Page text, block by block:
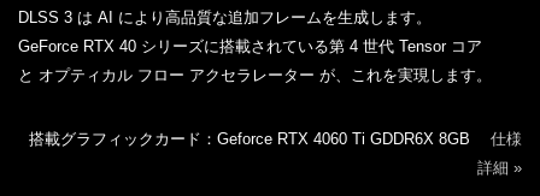
DLSS 3 は AI により高品質な追加フレームを生成します。
GeForce RTX 40 シリーズに搭載されている第 4 世代 Tensor コア
と オプティカル フロー アクセラレーター が、これを実現します。
搭載グラフィックカード：Geforce RTX 4060 Ti GDDR6X 8GB 仕様
詳細 »